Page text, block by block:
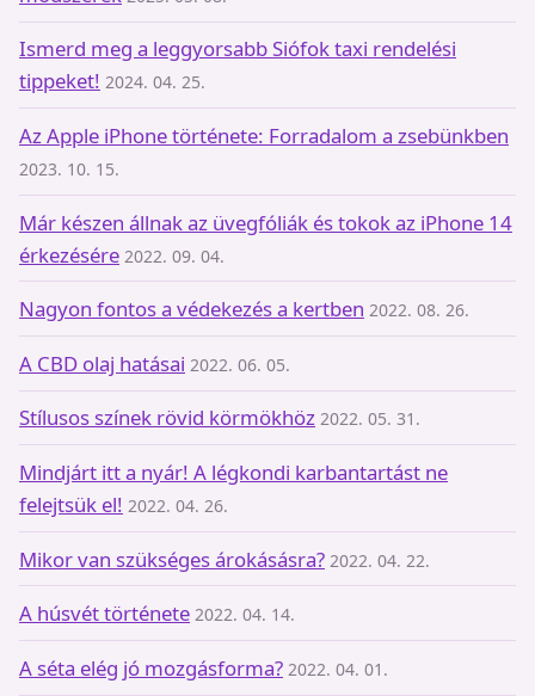
Ismerd meg a leggyorsabb Siófok taxi rendelési
tippeket! 2024. 04. 25.
Az Apple iPhone története: Forradalom a zsebünkben
2023. 10. 15.
Már készen állnak az üvegfóliák és tokok az iPhone 14
érkezésére 2022. 09. 04.
Nagyon fontos a védekezés a kertben 2022. 08. 26.
A CBD olaj hatásai 2022. 06. 05.
Stílusos színek rövid körmökhöz 2022. 05. 31.
Mindjárt itt a nyár! A légkondi karbantartást ne
felejtsük el! 2022. 04. 26.
Mikor van szükséges árokásásra? 2022. 04. 22.
A húsvét története 2022. 04. 14.
A séta elég jó mozgásforma? 2022. 04. 01.